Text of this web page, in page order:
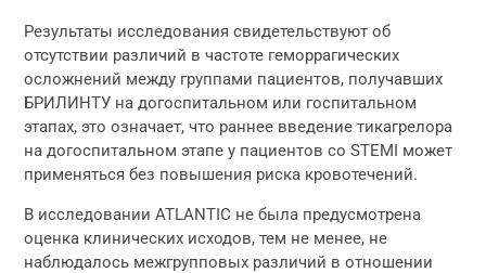
Результаты исследования свидетельствуют об
отсутствии различий в частоте геморрагических
осложнений между группами пациентов, получавших
БРИЛИНТУ на догоспитальном или госпитальном
этапах, это означает, что раннее введение тикагрелора
на догоспитальном этапе у пациентов со STEMI может
применяться без повышения риска кровотечений.
В исследовании ATLANTIC не была предусмотрена
оценка клинических исходов, тем не менее, не
наблюдалось межгрупповых различий в отношении